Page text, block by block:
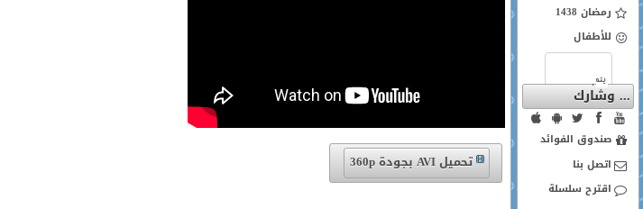
رمضان 1438
للأطفال
... وشارك
صندوق الفوائد
اتصل بنا
اقترح سلسلة
تحميل AVI بجودة 360p